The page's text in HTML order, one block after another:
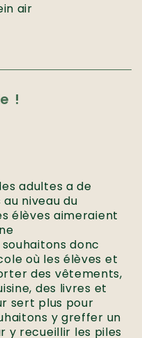
air
!
adultes a de
niveau du
élèves aimeraient
donc
où les élèves et
des vêtements,
des livres et
sert plus pour
y greffer un
y recueillir les piles